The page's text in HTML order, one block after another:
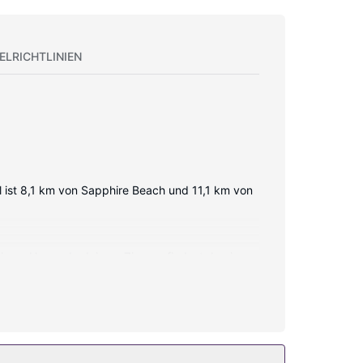
8,1 km von Sapphire Beach und 11,1 km von
Es sind eigene Badezimmer mit